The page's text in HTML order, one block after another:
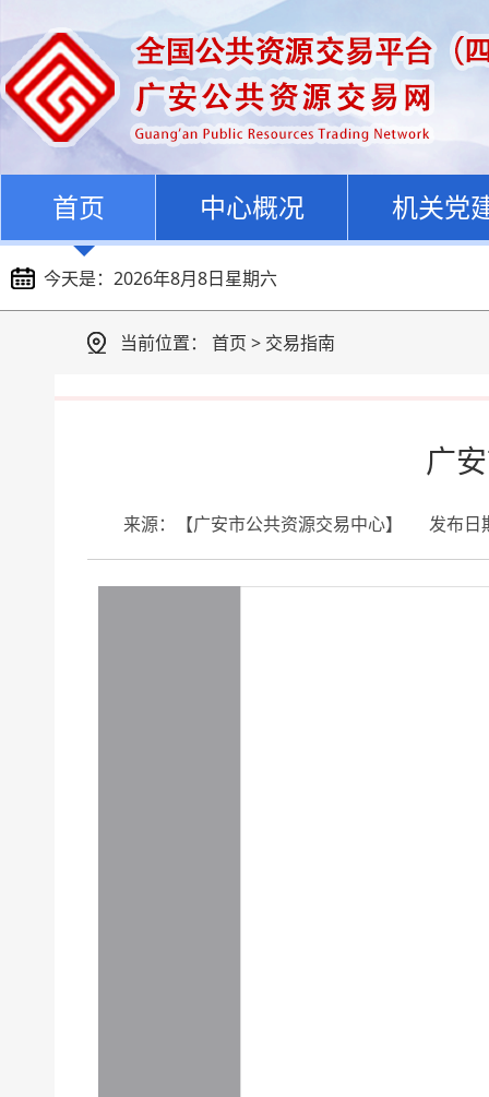
首页 中心概况 机关党
今天是： 2026年8月8日星期六
当前位置： 首页 > 交易指南
广
来源：【广安市公共资源交易中心】 发布日